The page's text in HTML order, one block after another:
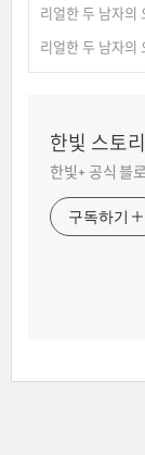
리얼한 두 남자의
리얼한 두 남자의
한빛 스토리
한빛+ 공식 블
구독하기